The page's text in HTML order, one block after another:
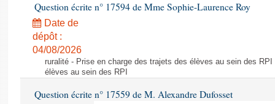
Question écrite n° 17594 de Mme Sophie-Laurence Roy
Date de
dépôt :
04/08/2026
ruralité - Prise en charge des trajets des élèves au sein des
élèves au sein des RPI
Question écrite n° 17559 de M. Alexandre Dufosset